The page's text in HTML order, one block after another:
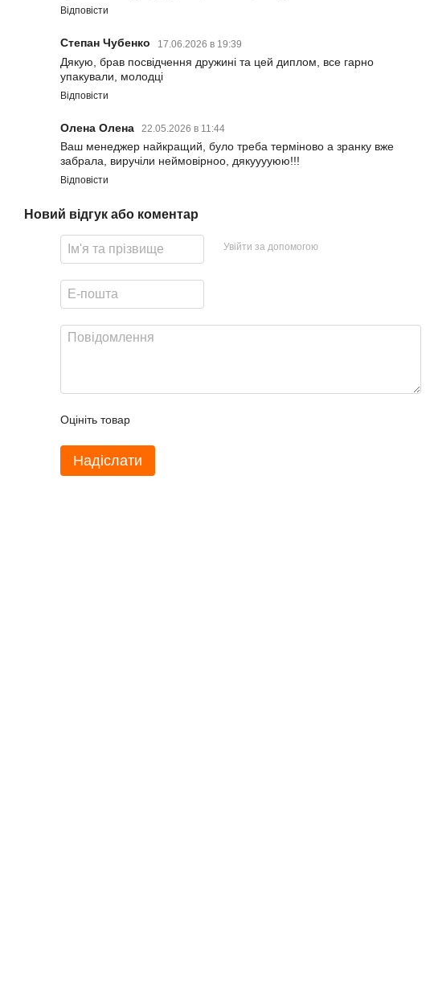
Відповісти
Степан Чубенко 17.06.2026 в 19:39
Дякую, брав посвідчення дружині та цей диплом, все гарно
упакували, молодці
Відповісти
Олена Олена 22.05.2026 в 11:44
Ваш менеджер найкращий, було треба терміново а зранку вже
забрала, виручіли неймовірноо, дякууууюю!!!
Відповісти
Новий відгук або коментар
Увійти за допомогою
Оцініть товар
Надіслати